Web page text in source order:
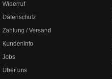
Widerruf
Datenschutz
Zahlung / Versand
Kundeninfo
Jobs
Über uns